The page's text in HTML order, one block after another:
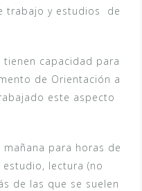
trabajo y estudios de
capacidad para
de Orientación a
este aspecto
para horas de
lectura (no
de las que se suelen